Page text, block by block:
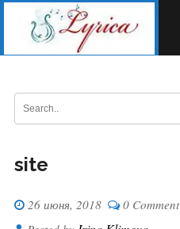
site
26 июня, 2018
0 Comment